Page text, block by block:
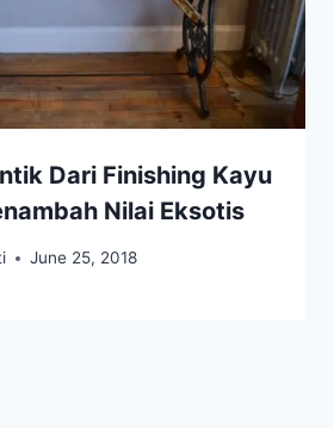
Dari Finishing Kayu
Nilai Eksotis
June 25, 2018